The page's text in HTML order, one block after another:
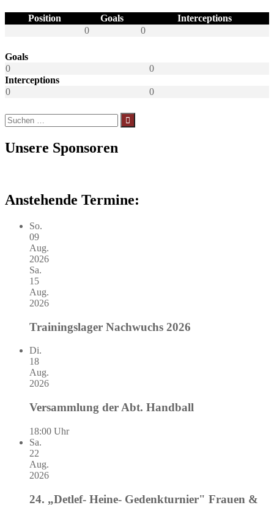
Position Goals
Interceptions
0
0
Goals
0
0
Interceptions
0
0
Suchen
nach:
Unsere Sponsoren
Anstehende Termine:
So.
09
Aug.
2026
Sa.
15
Aug.
2026
Trainingslager Nachwuchs 2026
Di.
18
Aug.
2026
Versammlung der Abt. Handball
18:00 Uhr
Sa.
22
Aug.
2026
24. „Detlef- Heine- Gedenkturnier" Frauen &